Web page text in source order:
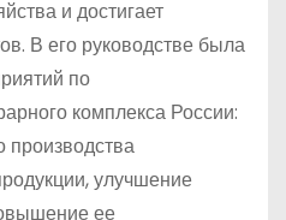
и достигает
В его руководстве была
по
комплекса России:
производства
улучшение
ее